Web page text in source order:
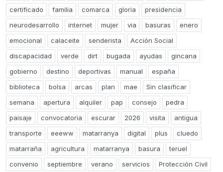
certificado
familia comarca gloria
presidencia
neurodesarrollo
internet mujer via basuras
enero
emocional
calaceite senderista
Acción Social
discapacidad
verde dirt bugada ayudas
gincana
gobierno
destino deportivas manual
españa
biblioteca
bolsa arcas plan mae
Sin clasificar
semana
apertura alquiler pap consejo
pedra
paisaje
convocatoria escurar 2026 visita
antigua
transporte
eeeww matarranya digital plus
cluedo
matarraña
agricultura matarranya basura
teruel
convenio
septiembre verano servicios
Protección Civil